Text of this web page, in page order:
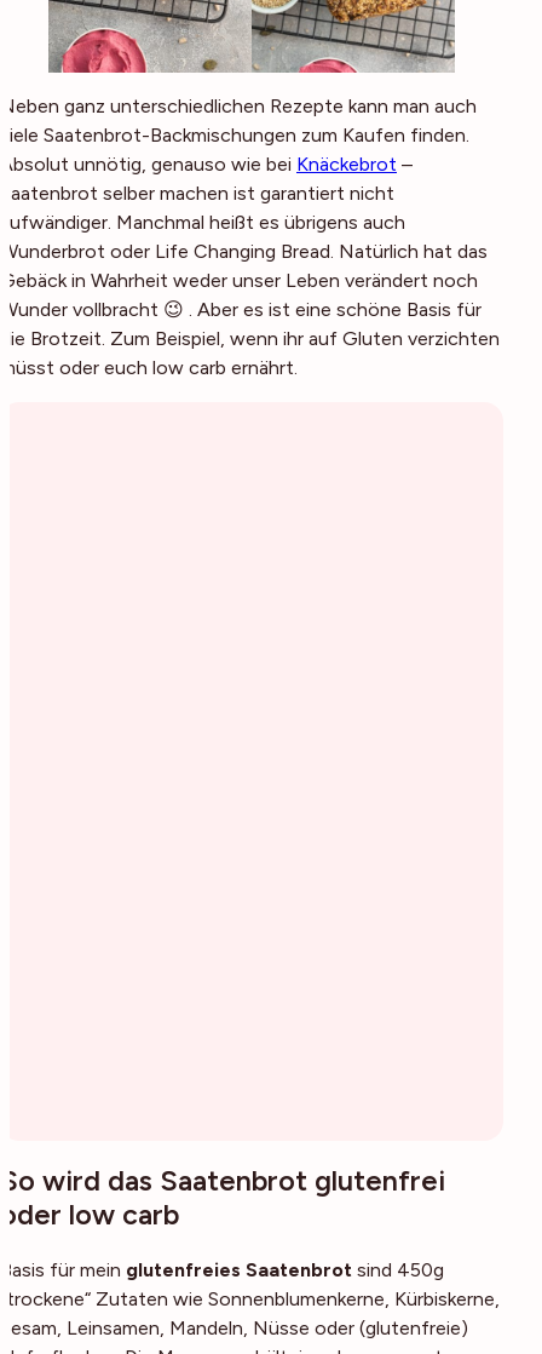
Neben ganz unterschiedlichen Rezepte kann man auch
viele Saatenbrot-Backmischungen zum Kaufen finden.
Absolut unnötig, genauso wie bei Knäckebrot –
Saatenbrot selber machen ist garantiert nicht
aufwändiger. Manchmal heißt es übrigens auch
Wunderbrot oder Life Changing Bread. Natürlich hat das
Gebäck in Wahrheit weder unser Leben verändert noch
Wunder vollbracht 😉 . Aber es ist eine schöne Basis für
die Brotzeit. Zum Beispiel, wenn ihr auf Gluten verzichten
müsst oder euch low carb ernährt.
So wird das Saatenbrot glutenfrei
oder low carb
Basis für mein glutenfreies Saatenbrot sind 450g
„trockene“ Zutaten wie Sonnenblumenkerne, Kürbiskerne,
Sesam, Leinsamen, Mandeln, Nüsse oder (glutenfreie)